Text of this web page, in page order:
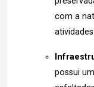
com a
possui